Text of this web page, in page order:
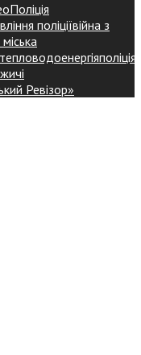
Поліція
поліціївійна з
поліція
Ревізор»